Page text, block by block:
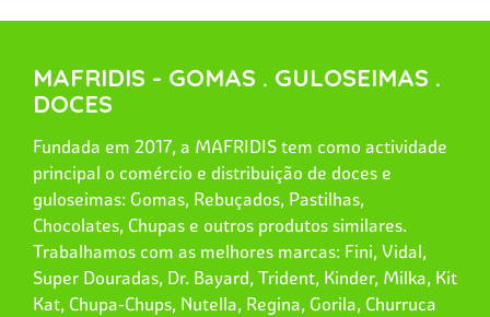
MAFRIDIS - GOMAS . GULOSEIMAS .
DOCES
Fundada em 2017, a MAFRIDIS tem como actividade
principal o comércio e distribuição de doces e
guloseimas: Gomas, Rebuçados, Pastilhas,
Chocolates, Chupas e outros produtos similares.
Trabalhamos com as melhores marcas: Fini, Vidal,
Super Douradas, Dr. Bayard, Trident, Kinder, Milka, Kit
Kat, Chupa-Chups, Nutella, Regina, Gorila, Churruca